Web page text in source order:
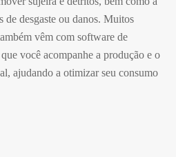
de desgaste ou danos. Muitos
vêm com software de
você acompanhe a produção e o
ajudando a otimizar seu consumo